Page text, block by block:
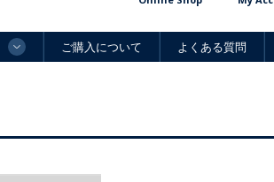
ご購入について よくある質問